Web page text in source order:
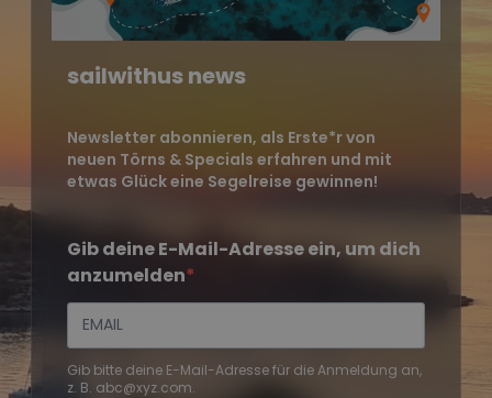
sailwithus news
Newsletter abonnieren, als Erste*r von
neuen Törns & Specials erfahren und mit
etwas Glück eine Segelreise gewinnen!
Gib deine E-Mail-Adresse ein, um dich
anzumelden
Gib bitte deine E-Mail-Adresse für die Anmeldung an,
z. B. abc@xyz.com.